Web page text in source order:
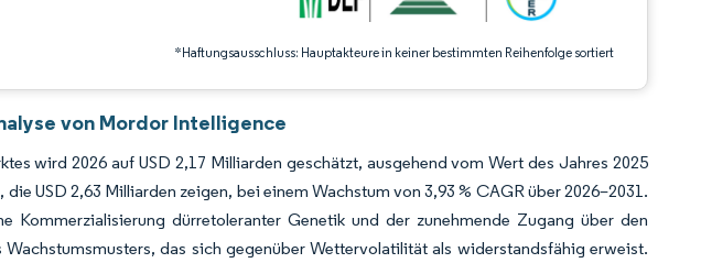
*Haftungsausschluss: Hauptakteure in keiner bestimmten Reihenfolge sortiert
von Mordor Intelligence
wird 2026 auf USD 2,17 Milliarden geschätzt, ausgehend vom Wert des Jahres 2025
USD 2,63 Milliarden zeigen, bei einem Wachstum von 3,93 % CAGR über 2026–2031.
Kommerzialisierung dürretoleranter Genetik und der zunehmende Zugang über den
das sich gegenüber Wettervola­tilität als widerstandsfähig erweist.